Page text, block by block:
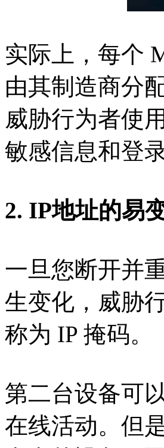
实际上，每个
由其制造商分
威胁行为者使
敏感信息和登
2. IP地址的易
一旦您断开并
生变化，威胁
称为 IP 掩码。
第二台设备可
在线活动。但